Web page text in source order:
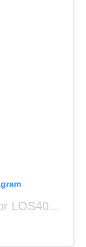
Una publicación compartida por LOS40 Panamá (@los40panama)